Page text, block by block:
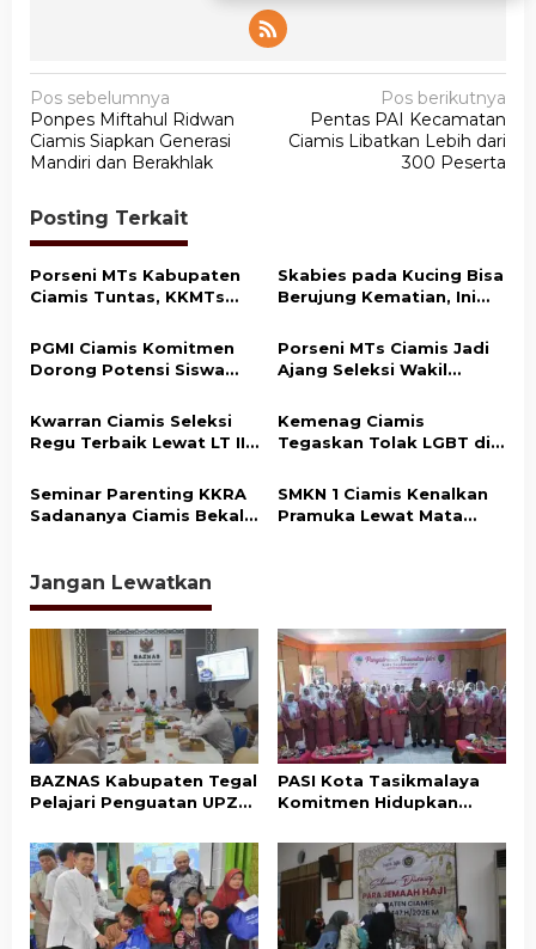
N
a
v
g
a
s
p
s
Pos sebelumnya
Ponpes Miftahul Ridwan
Ciamis Siapkan Generasi
Mandiri dan Berakhlak
Pos berikutnya
Pentas PAI Kecamatan
Ciamis Libatkan Lebih dari
300 Peserta
Posting Terkait
Porseni MTs Kabupaten
Ciamis Tuntas, KKMTs
di Jabar
Skabies pada Kucing Bisa
Berujung Kematian, Ini
Ciamis
PGMI Ciamis Komitmen
Dorong Potensi Siswa
Olahraga dan Seni
Porseni MTs Ciamis Jadi
Ajang Seleksi Wakil
Jawa Barat
Kwarran Ciamis Seleksi
Regu Terbaik Lewat LT II
Kabupaten
Kemenag Ciamis
Tegaskan Tolak LGBT di
Seminar Parenting KKRA
Sadananya Ciamis Bekali
SMKN 1 Ciamis Kenalkan
Pramuka Lewat Mata
Jangan Lewatkan
BAZNAS Kabupaten Tegal
Pelajari Penguatan UPZ
PASI Kota Tasikmalaya
Komitmen Hidupkan
Sunda